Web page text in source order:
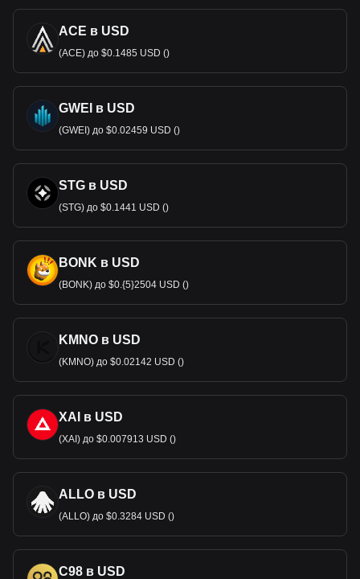
ACE в USD
(ACE) до $0.1485 USD ()
GWEI в USD
(GWEI) до $0.02459 USD ()
STG в USD
(STG) до $0.1441 USD ()
BONK в USD
(BONK) до $0.{5}2504 USD ()
KMNO в USD
(KMNO) до $0.02142 USD ()
XAI в USD
(XAI) до $0.007913 USD ()
ALLO в USD
(ALLO) до $0.3284 USD ()
C98 в USD